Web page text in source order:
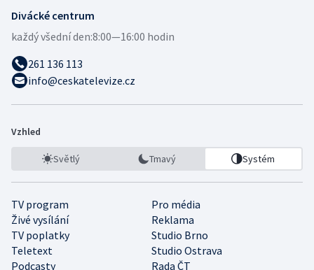
Divácké centrum
každý všední den:8:00—16:00 hodin
261 136 113
info@ceskatelevize.cz
Vzhled
Světlý Tmavý Systém
TV program
Pro média
Živé vysílání
Reklama
TV poplatky
Studio Brno
Teletext
Studio Ostrava
Podcasty
Rada ČT